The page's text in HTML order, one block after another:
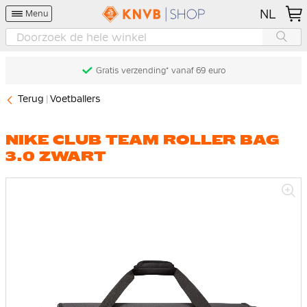
Menu NL
Gratis verzending* vanaf 69 euro
Terug Voetballers
NIKE CLUB TEAM ROLLER BAG
3.0 ZWART